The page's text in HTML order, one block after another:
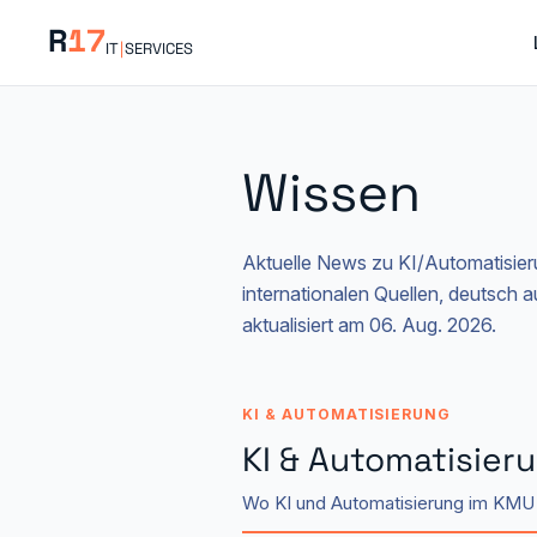
R17IT|SERVICES
Wissen
Aktuelle News zu KI/
internationalen Quellen, deutsch
aktualisiert am 06. Aug. 2026.
KI & AUTOMATISIERUNG
KI &
Wo KI und Automatisierung im